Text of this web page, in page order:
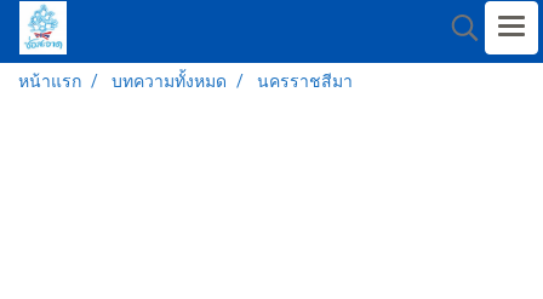
หน้าแรก บทความทั้งหมด นครราชสีมา